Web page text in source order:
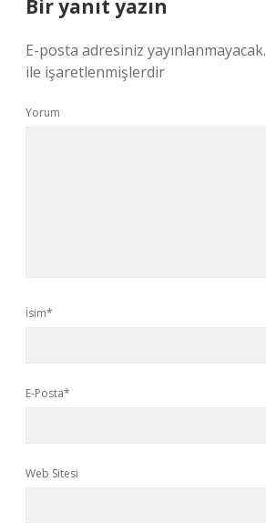
Bir yanıt yazın
E-posta adresiniz yayınlanmayacak.
ile işaretlenmişlerdir
Yorum
İsim*
E-Posta*
Web Sitesi